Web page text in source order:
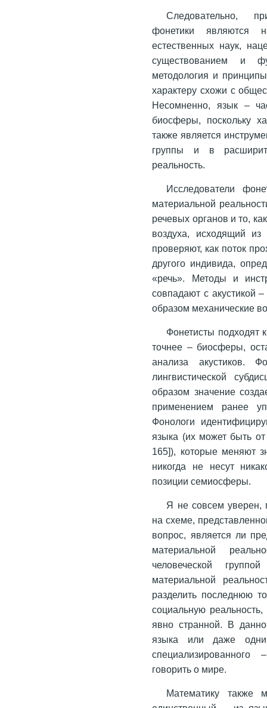
Следовательно,
фонетики являются
естественных наук,
существованием и
методология и
характеру схожи с
Несомненно, язык –
биосферы, поскольку
также является
группы и в
реальность.
Исследователи
материальной
речевых органов и то,
воздуха, исходящий
проверяют, как поток
другого индивида,
«речь». Методы и
совпадают с акустикой
образом механические
Фонетисты подходят
точнее – биосферы,
анализа акустиков.
лингвистической
образом значение
применением ранее
Фонологи
языка (их может быть
165]), которые меняют
никогда не несут
позиции семиосферы.
Я не совсем уверен,
на схеме,
вопрос, является ли
материальной
человеческой
материальной
разделить последнюю
социальную
явно странной. В
языка или даже
говорить о мире.
Математику также